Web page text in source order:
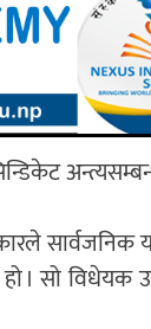
सार्वजनिक
। सो विधेयक